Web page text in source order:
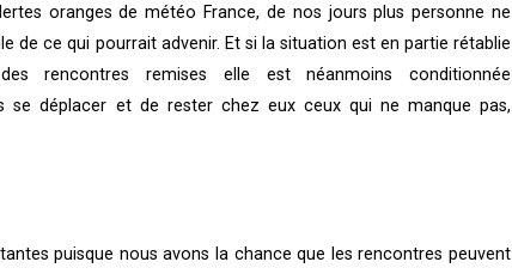
oranges de météo France, de nos jours plus personne ne
de ce qui pourrait advenir. Et si la situation est en partie rétablie
rencontres remises elle est néanmoins conditionnée
se déplacer et de rester chez eux ceux qui ne manque pas,
puisque nous avons la chance que les rencontres peuvent